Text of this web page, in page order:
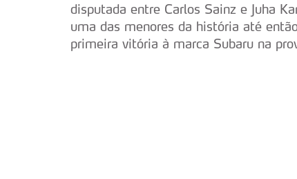
disputada entre Carlos Sainz e Juha
uma das menores da história até
primeira vitória à marca Subaru na